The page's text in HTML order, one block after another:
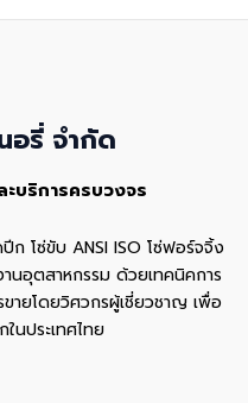
อรี่ จำกัด
ะบริการครบวงจร
ก โซ่ขับ ANSI ISO โซ่ฟอร์จจิ้ง
นอุตสาหกรรม ด้วยเทคนิคการ
ายโดยวิศวกรผู้เชี่ยวชาญ เพื่อ
นประเทศไทย